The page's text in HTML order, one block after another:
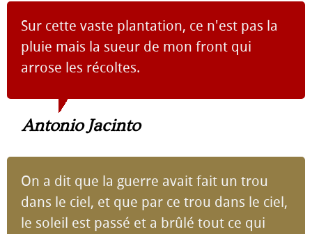
Sur cette vaste plantation, ce n'est pas la
pluie mais la sueur de mon front qui
arrose les récoltes.
Antonio Jacinto
On a dit que la guerre avait fait un trou
dans le ciel, et que par ce trou dans le ciel,
le soleil est passé et a brûlé tout ce qui